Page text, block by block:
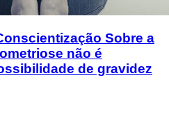
Sobre a
não é
de gravidez